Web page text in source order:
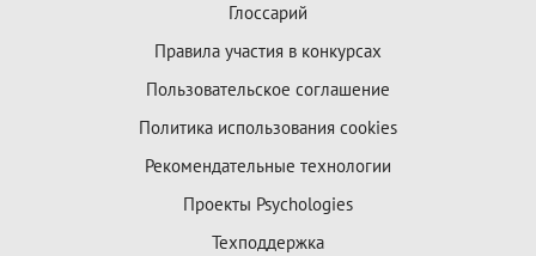
Глоссарий
Правила участия в конкурсах
Пользовательское соглашение
Политика использования cookies
Рекомендательные технологии
Проекты Psychologies
Техподдержка